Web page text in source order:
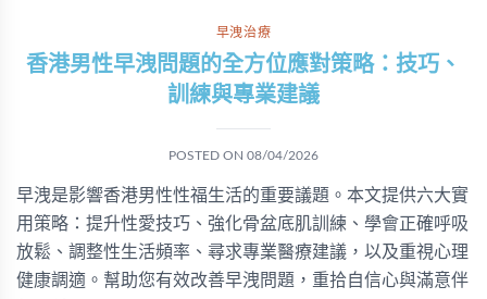
早洩治療
香港男性早洩問題的全方位應對策略：技巧、
訓練與專業建議
POSTED ON 08/04/2026
早洩是影響香港男性性福生活的重要議題。本文提供六大實
用策略：提升性愛技巧、強化骨盆底肌訓練、學會正確呼吸
放鬆、調整性生活頻率、尋求專業醫療建議，以及重視心理
健康調適。幫助您有效改善早洩問題，重拾自信心與滿意伴